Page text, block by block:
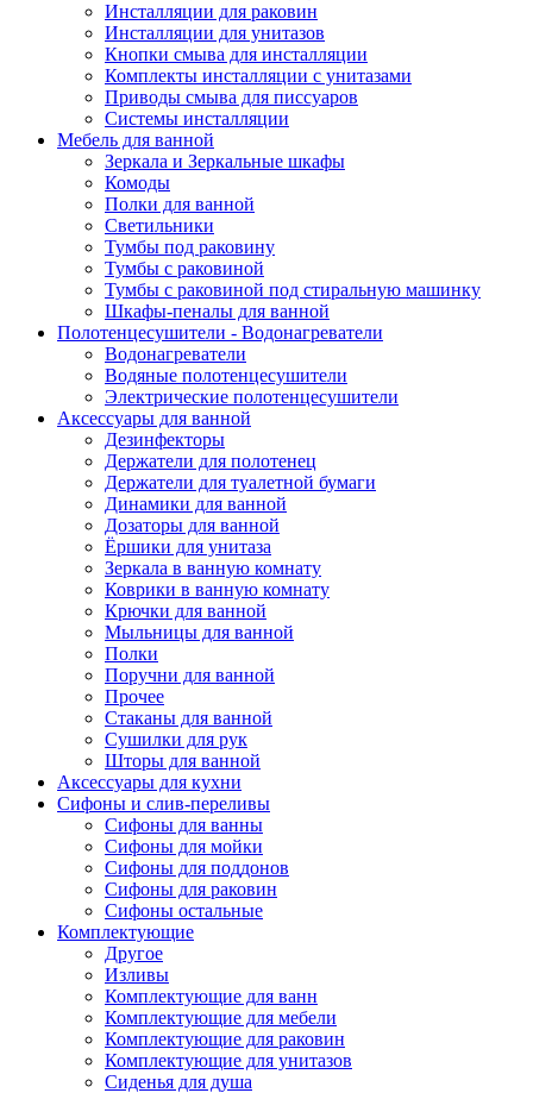
Инсталляции для раковин
Инсталляции для унитазов
Кнопки смыва для инсталляции
Комплекты инсталляции с унитазами
Приводы смыва для писсуаров
Системы инсталляции
Мебель для ванной
Зеркала и Зеркальные шкафы
Комоды
Полки для ванной
Светильники
Тумбы под раковину
Тумбы с раковиной
Тумбы с раковиной под стиральную машинку
Шкафы-пеналы для ванной
Полотенцесушители - Водонагреватели
Водонагреватели
Водяные полотенцесушители
Электрические полотенцесушители
Аксессуары для ванной
Дезинфекторы
Держатели для полотенец
Держатели для туалетной бумаги
Динамики для ванной
Дозаторы для ванной
Ёршики для унитаза
Зеркала в ванную комнату
Коврики в ванную комнату
Крючки для ванной
Мыльницы для ванной
Полки
Поручни для ванной
Прочее
Стаканы для ванной
Сушилки для рук
Шторы для ванной
Аксессуары для кухни
Сифоны и слив-переливы
Сифоны для ванны
Сифоны для мойки
Сифоны для поддонов
Сифоны для раковин
Сифоны остальные
Комплектующие
Другое
Изливы
Комплектующие для ванн
Комплектующие для мебели
Комплектующие для раковин
Комплектующие для унитазов
Сиденья для душа